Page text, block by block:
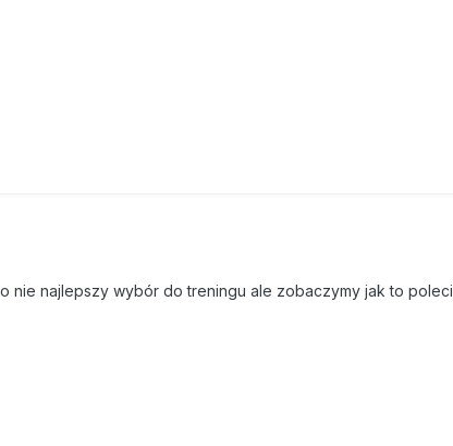
nie najlepszy wybór do treningu ale zobaczymy jak to poleci